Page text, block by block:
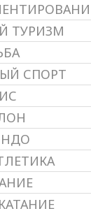
ТУРИЗМ
СПОРТ